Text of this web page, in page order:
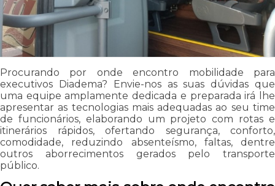
Procurando por onde encontro mobilidade para
executivos Diadema? Envie-nos as suas dúvidas que
uma equipe amplamente dedicada e preparada irá lhe
apresentar as tecnologias mais adequadas ao seu time
de funcionários, elaborando um projeto com rotas e
itinerários rápidos, ofertando segurança, conforto,
comodidade, reduzindo absenteísmo, faltas, dentre
outros aborrecimentos gerados pelo transporte
público.